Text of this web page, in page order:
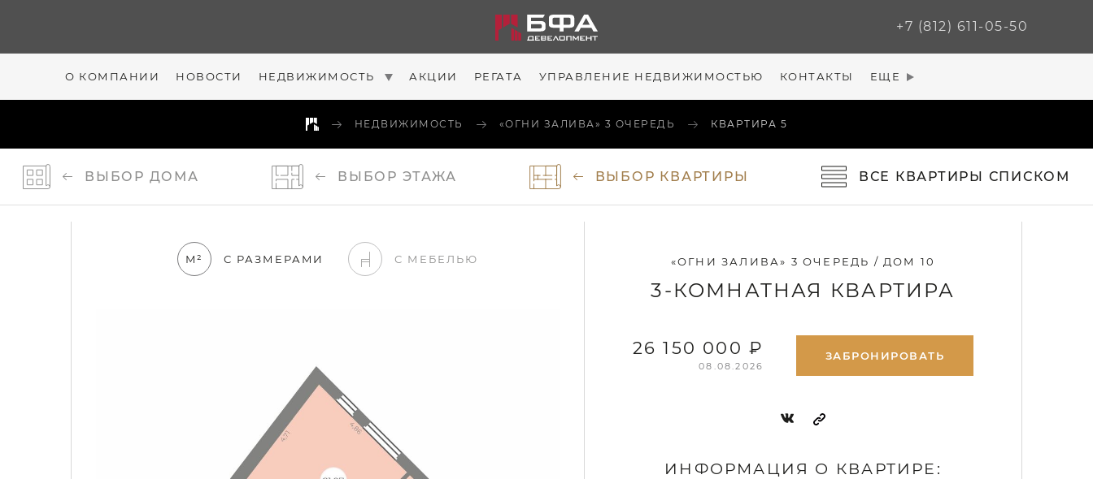
+7 (812) 611-05-50
О КОМПАНИИ НОВОСТИ НЕДВИЖИМОСТЬ АКЦИИ РЕГАТА УПРАВЛЕНИЕ НЕДВИЖИМОСТЬЮ КОНТАКТЫ ЕЩЕ
НЕДВИЖИМОСТЬ «ОГНИ ЗАЛИВА» 3 ОЧЕРЕДЬ КВАРТИРА 5
ВЫБОР ДОМА ВЫБОР ЭТАЖА ВЫБОР КВАРТИРЫ ВСЕ КВАРТИРЫ СПИСКОМ
М² С РАЗМЕРАМИ С МЕБЕЛЬЮ «ОГНИ ЗАЛИВА» 3 ОЧЕРЕДЬ / ДОМ 10
3-КОМНАТНАЯ КВАРТИРА
26 150 000 ₽
08.08.2026
ЗАБРОНИРОВАТЬ
ИНФОРМАЦИЯ О КВАРТИРЕ: